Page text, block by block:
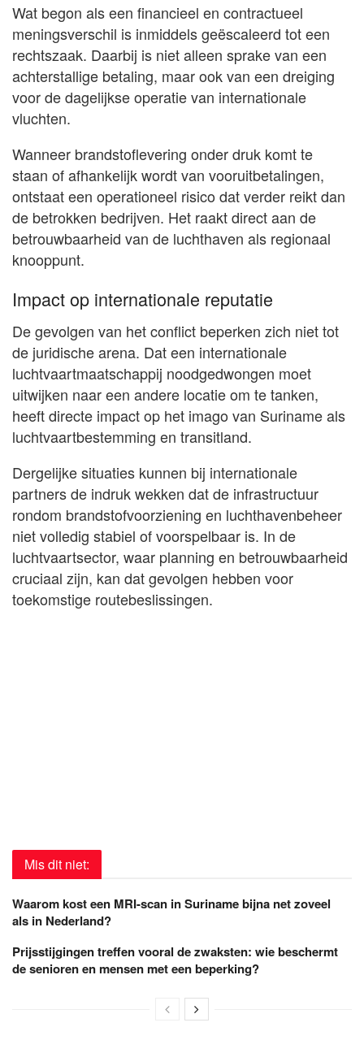
Wat begon als een financieel en contractueel
meningsverschil is inmiddels geëscaleerd tot een
rechtszaak. Daarbij is niet alleen sprake van een
achterstallige betaling, maar ook van een dreiging
voor de dagelijkse operatie van internationale
vluchten.
Wanneer brandstoflevering onder druk komt te
staan of afhankelijk wordt van vooruitbetalingen,
ontstaat een operationeel risico dat verder reikt dan
de betrokken bedrijven. Het raakt direct aan de
betrouwbaarheid van de luchthaven als regionaal
knooppunt.
Impact op internationale reputatie
De gevolgen van het conflict beperken zich niet tot
de juridische arena. Dat een internationale
luchtvaartmaatschappij noodgedwongen moet
uitwijken naar een andere locatie om te tanken,
heeft directe impact op het imago van Suriname als
luchtvaartbestemming en transitland.
Dergelijke situaties kunnen bij internationale
partners de indruk wekken dat de infrastructuur
rondom brandstofvoorziening en luchthavenbeheer
niet volledig stabiel of voorspelbaar is. In de
luchtvaartsector, waar planning en betrouwbaarheid
cruciaal zijn, kan dat gevolgen hebben voor
toekomstige routebeslissingen.
Mis dit niet:
Waarom kost een MRI-scan in Suriname bijna net zoveel
als in Nederland?
Prijsstijgingen treffen vooral de zwaksten: wie beschermt
de senioren en mensen met een beperking?